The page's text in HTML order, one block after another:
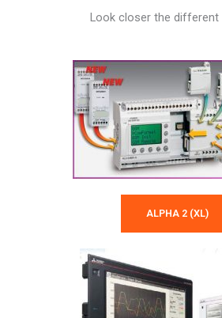
Look closer the different
ALPHA 2 (XL)